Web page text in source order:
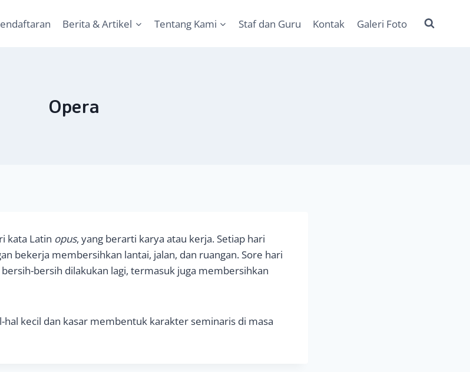
Berita & Artikel Tentang Kami Staf dan Guru Kontak Galeri Foto
Opera
kata Latin opus, yang berarti karya atau kerja. Setiap hari
bekerja membersihkan lantai, jalan, dan ruangan. Sore hari
bersih dilakukan lagi, termasuk juga membersihkan
hal kecil dan kasar membentuk karakter seminaris di masa